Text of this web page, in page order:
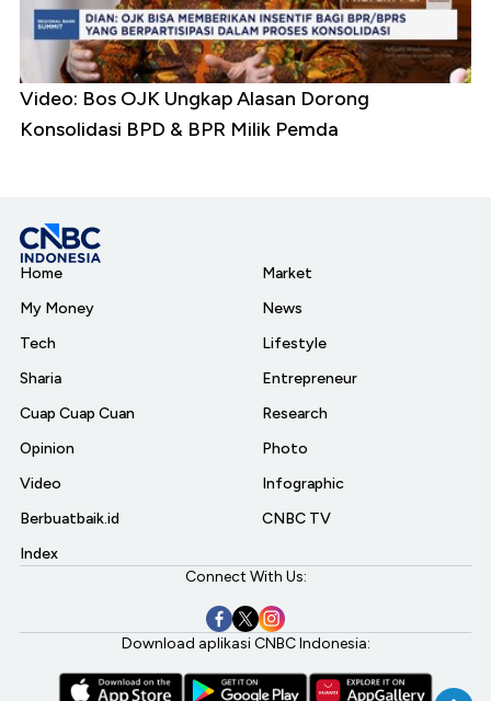
Video: Bos OJK Ungkap Alasan Dorong
Konsolidasi BPD & BPR Milik Pemda
Home
My Money
Tech
Sharia
Cuap Cuap Cuan
Opinion
Video
Berbuatbaik.id
Index
Market
News
Lifestyle
Entrepreneur
Research
Photo
Infographic
CNBC TV
Connect With Us:
Download aplikasi CNBC Indonesia: